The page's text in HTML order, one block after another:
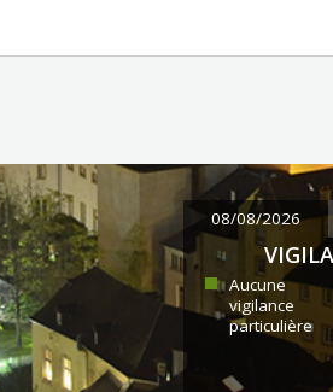
08/08/2026
Aucune
vigilance
particulière